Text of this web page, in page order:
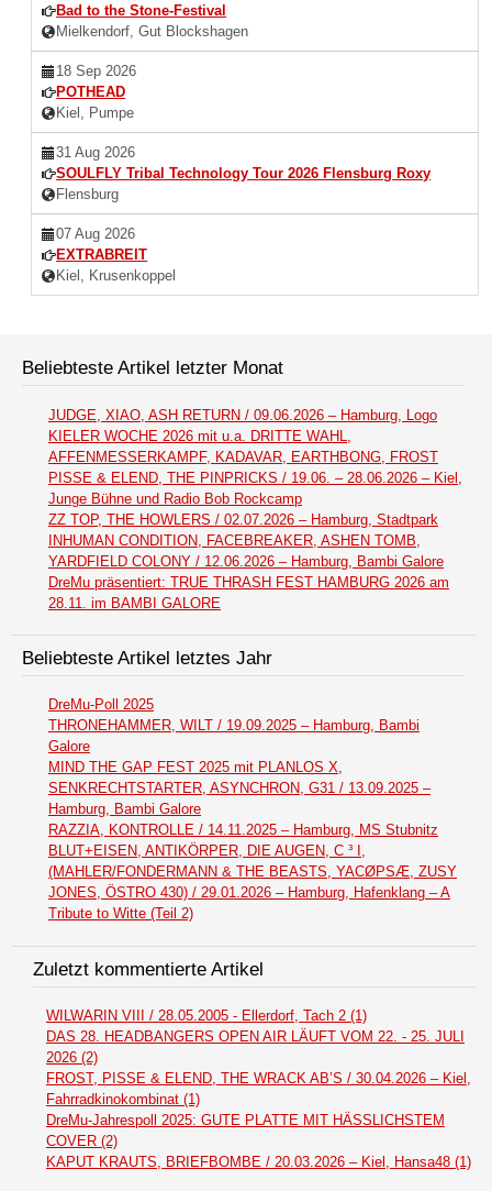
Bad to the Stone-Festival
Mielkendorf, Gut Blockshagen
18 Sep 2026
POTHEAD
Kiel, Pumpe
31 Aug 2026
SOULFLY Tribal Technology Tour 2026 Flensburg Roxy
Flensburg
07 Aug 2026
EXTRABREIT
Kiel, Krusenkoppel
Beliebteste Artikel letzter Monat
JUDGE, XIAO, ASH RETURN / 09.06.2026 – Hamburg, Logo
KIELER WOCHE 2026 mit u.a. DRITTE WAHL,
AFFENMESSERKAMPF, KADAVAR, EARTHBONG, FROST
PISSE & ELEND, THE PINPRICKS / 19.06. – 28.06.2026 – Kiel,
Junge Bühne und Radio Bob Rockcamp
ZZ TOP, THE HOWLERS / 02.07.2026 – Hamburg, Stadtpark
INHUMAN CONDITION, FACEBREAKER, ASHEN TOMB,
YARDFIELD COLONY / 12.06.2026 – Hamburg, Bambi Galore
DreMu präsentiert: TRUE THRASH FEST HAMBURG 2026 am
28.11. im BAMBI GALORE
Beliebteste Artikel letztes Jahr
DreMu-Poll 2025
THRONEHAMMER, WILT / 19.09.2025 – Hamburg, Bambi
Galore
MIND THE GAP FEST 2025 mit PLANLOS X,
SENKRECHTSTARTER, ASYNCHRON, G31 / 13.09.2025 –
Hamburg, Bambi Galore
RAZZIA, KONTROLLE / 14.11.2025 – Hamburg, MS Stubnitz
BLUT+EISEN, ANTIKÖRPER, DIE AUGEN, C ³ I,
(MAHLER/FONDERMANN & THE BEASTS, YACØPSÆ, ZUSY
JONES, ÖSTRO 430) / 29.01.2026 – Hamburg, Hafenklang – A
Tribute to Witte (Teil 2)
Zuletzt kommentierte Artikel
WILWARIN VIII / 28.05.2005 - Ellerdorf, Tach 2 (1)
DAS 28. HEADBANGERS OPEN AIR LÄUFT VOM 22. - 25. JULI
2026 (2)
FROST, PISSE & ELEND, THE WRACK AB’S / 30.04.2026 – Kiel,
Fahrradkinokombinat (1)
DreMu-Jahrespoll 2025: GUTE PLATTE MIT HÄSSLICHSTEM
COVER (2)
KAPUT KRAUTS, BRIEFBOMBE / 20.03.2026 – Kiel, Hansa48 (1)